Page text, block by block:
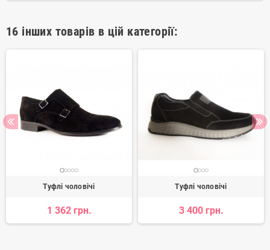
16 інших товарів в цій категорії:
Туфлі чоловічі
1 362 грн.
Туфлі чоловічі
3 400 грн.